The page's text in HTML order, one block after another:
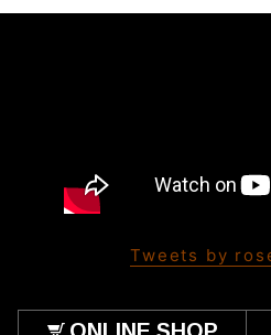
Tweets by